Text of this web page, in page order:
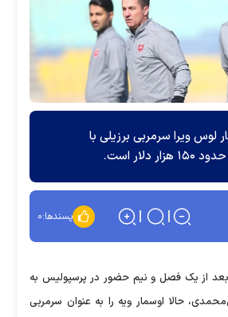
لوس ویرا سرمربی برزیلی با
است.
پسندها:۰
بعد از یک فصل و نیم حضور در پرسپولیس به
حالا اوسمار ویه را به عنوان سرمربی